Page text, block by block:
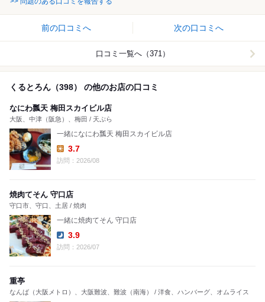
前の口コミへ 次の口コミへ
口コミ一覧へ（371）
くるとろん（398） の他のお店の口コミ
なにわ瓢天 梅田スカイビル店
大阪、中津（阪急）、梅田 / 天ぷら
一緒になにわ瓢天 梅田スカイビル店
Lunch:
3.7
訪問：2026/08
焼肉てそん 守口店
守口市、守口、土居 / 焼肉
一緒に焼肉てそん 守口店
Dinner:
3.9
訪問：2026/07
重亭
なんば（大阪メトロ）、大阪難波、難波（南海） / 洋食、ハンバーグ、オムライス